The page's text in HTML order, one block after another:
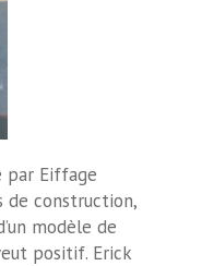
par Eiffage
de construction,
modèle de
positif. Erick